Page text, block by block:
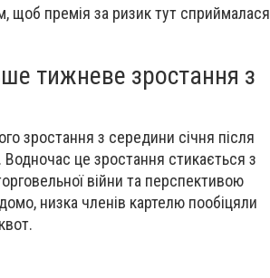
щоб премія за ризик тут сприймалася
тижневе зростання з
зростання з середини січня після
це зростання стикається з
війни та перспективою
низка членів картелю пообіцяли